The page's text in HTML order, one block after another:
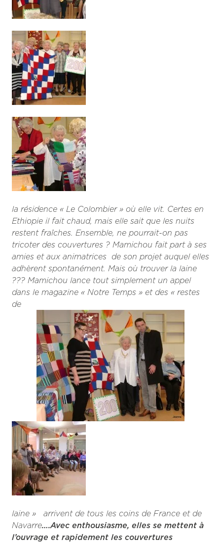
la résidence « Le Colombier » où elle vit. Certes en
Ethiopie il fait chaud, mais elle sait que les nuits
restent fraîches. Ensemble, ne pourrait-on pas
tricoter des couvertures ? Mamichou fait part à ses
amies et aux animatrices de son projet auquel elles
adhèrent spontanément. Mais où trouver la laine
??? Mamichou lance tout simplement un appel
dans le magazine « Notre Temps » et des « restes
de
laine » arrivent de tous les coins de France et de
Navarre….Avec enthousiasme, elles se mettent à
l’ouvrage et rapidement les couvertures